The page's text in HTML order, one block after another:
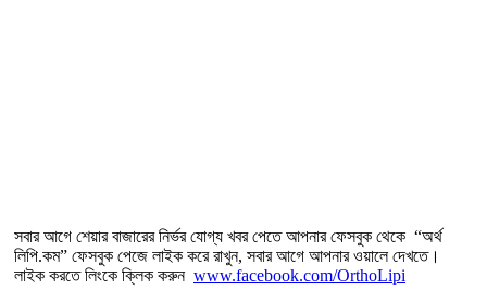
সবার আগে শেয়ার বাজারের নির্ভর যোগ্য খবর পেতে আপনার ফেসবুক থেকে “অর্থ
লিপি.কম” ফেসবুক পেজে লাইক করে রাখুন, সবার আগে আপনার ওয়ালে দেখতে।
লাইক করতে লিংকে ক্লিক করুন www.facebook.com/OrthoLipi